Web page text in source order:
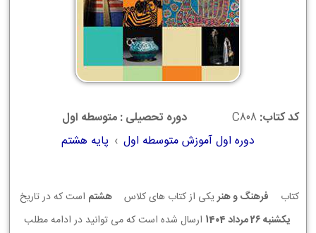
کد کتاب:C808
دوره تحصیلی : متوسطه اول
دوره اول آموزش متوسطه اول › پایه هشتم
کتاب فرهنگ و هنریکی از کتاب های کلاس هشتم است که در تاریخ
يكشنبه 26 مرداد 1404
ارسال شده است که می توانید در ادامه مطلب